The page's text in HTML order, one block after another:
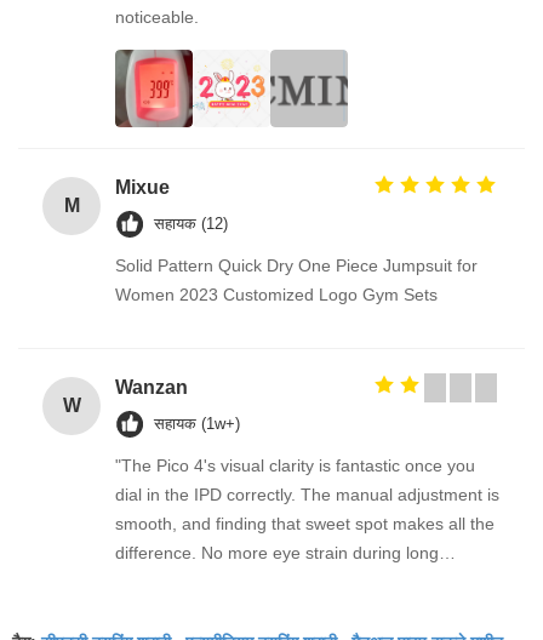
noticeable.
M
Mixue
सहायक (12)
Solid Pattern Quick Dry One Piece Jumpsuit for
Women 2023 Customized Logo Gym Sets
W
Wanzan
सहायक (1w+)
"The Pico 4's visual clarity is fantastic once you
dial in the IPD correctly. The manual adjustment is
smooth, and finding that sweet spot makes all the
difference. No more eye strain during long